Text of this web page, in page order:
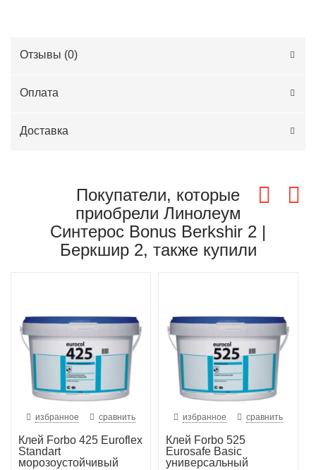
Отзывы (0)
Оплата
Доставка
Покупатели, которые
приобрели Линолеум
Синтерос Bonus Berkshir 2 |
Беркшир 2, также купили
избранное сравнить
Клей Forbo 425 Euroflex
Standart
морозоустойчивый
избранное сравнить
Клей Forbo 525
Eurosafe Basic
универсальный